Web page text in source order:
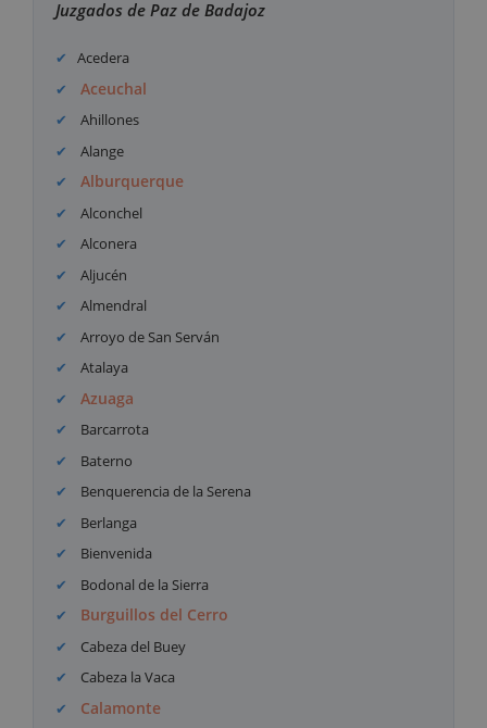
Juzgados de Paz de Badajoz
Acedera
Aceuchal
Ahillones
Alange
Alburquerque
Alconchel
Alconera
Aljucén
Almendral
Arroyo de San Serván
Atalaya
Azuaga
Barcarrota
Baterno
Benquerencia de la Serena
Berlanga
Bienvenida
Bodonal de la Sierra
Burguillos del Cerro
Cabeza del Buey
Cabeza la Vaca
Calamonte